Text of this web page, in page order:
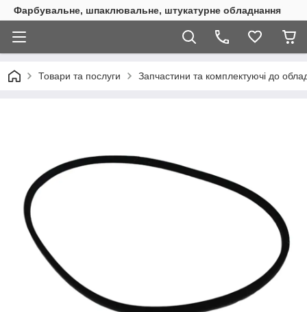
Фарбувальне, шпаклювальне, штукатурне обладнання
Товари та послуги Запчастини та комплектуючі до